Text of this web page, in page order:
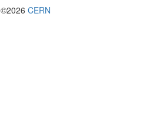
©2026 CERN